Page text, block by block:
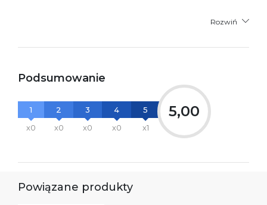
Rozwiń
Podsumowanie
1
x0
2
x0
3
x0
4
x0
5
x1
5,00
Powiązane produkty